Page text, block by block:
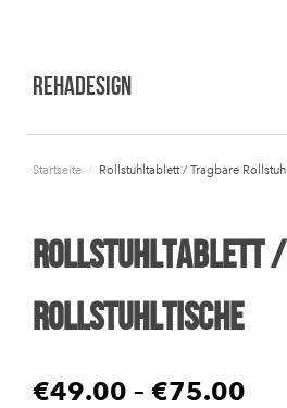
RehaDesign
Startseite / Rollstuhltablett / Tragbare
Rollstuhltablett /
Rollstuhltische
€49.00 – €75.00